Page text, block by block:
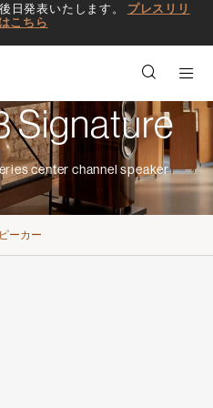
日発表いたします。 プレスリリ
こちら
Signature
center channel speaker
ーカー